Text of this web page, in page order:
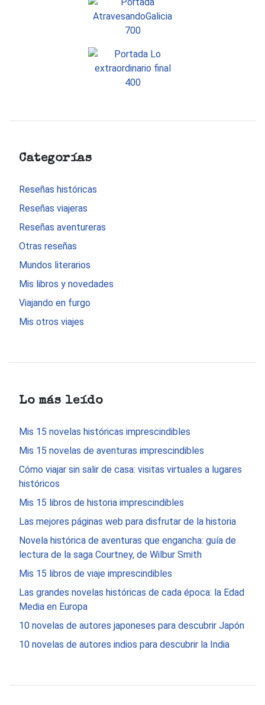
Categorías
Reseñas históricas
Reseñas viajeras
Reseñas aventureras
Otras reseñas
Mundos literarios
Mis libros y novedades
Viajando en furgo
Mis otros viajes
Lo más leído
Mis 15 novelas históricas imprescindibles
Mis 15 novelas de aventuras imprescindibles
Cómo viajar sin salir de casa: visitas virtuales a lugares
históricos
Mis 15 libros de historia imprescindibles
Las mejores páginas web para disfrutar de la historia
Novela histórica de aventuras que engancha: guía de
lectura de la saga Courtney, de Wilbur Smith
Mis 15 libros de viaje imprescindibles
Las grandes novelas históricas de cada época: la Edad
Media en Europa
10 novelas de autores japoneses para descubrir Japón
10 novelas de autores indios para descubrir la India